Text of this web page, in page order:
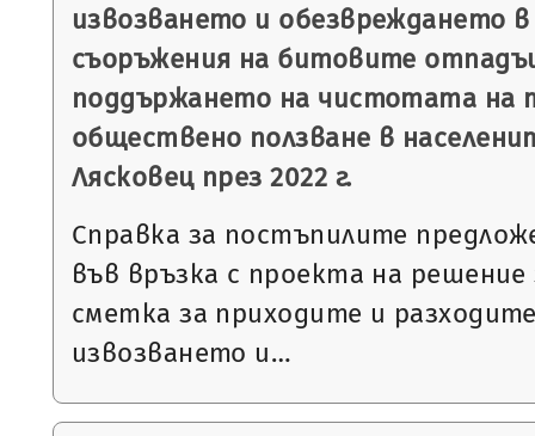
извозването и обезвреждането в
съоръжения на битовите
поддържането на чистотата на
обществено ползване в
Лясковец през 2022 г.
Справка за постъпилите
във връзка с проекта на
сметка за приходите и
извозването и…